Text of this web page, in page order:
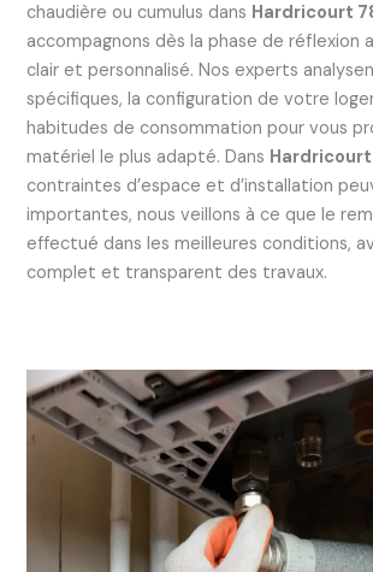
chaudière ou cumulus dans Hardricourt
accompagnons dès la phase de réflexion
clair et personnalisé. Nos experts
spécifiques, la configuration de votre
habitudes de consommation pour vous
matériel le plus adapté. Dans
contraintes d’espace et d’installation
importantes, nous veillons à ce que le
effectué dans les meilleures conditions,
complet et transparent des travaux.